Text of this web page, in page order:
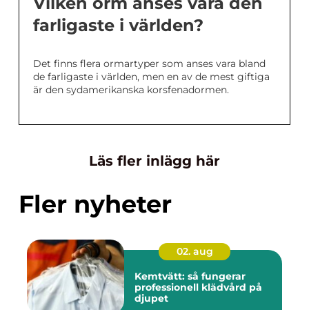
farligaste i världen?
Det finns flera ormartyper som anses vara bland
de farligaste i världen, men en av de mest giftiga
är den sydamerikanska korsfenadormen.
Läs fler inlägg här
Fler nyheter
02. aug
Kemtvätt: så fungerar
professionell klädvård på
djupet